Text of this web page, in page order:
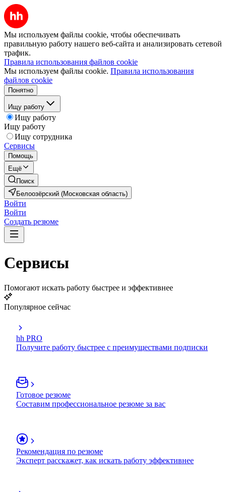
Мы используем файлы cookie, чтобы обеспечивать
правильную работу нашего веб-сайта и анализировать сетевой
трафик.
Правила использования файлов cookie
Мы используем файлы cookie. Правила использования
файлов cookie
Понятно
Ищу работу
Ищу работу
Ищу работу
Ищу сотрудника
Сервисы
Помощь
Ещё
Поиск
Белоозёрский (Московская область)
Войти
Войти
Создать резюме
Сервисы
Помогают искать работу быстрее и эффективнее
Популярное сейчас
hh PRO
Получите работу быстрее с преимуществами подписки
Готовое резюме
Составим профессиональное резюме за вас
Рекомендация по резюме
Эксперт расскажет, как искать работу эффективнее